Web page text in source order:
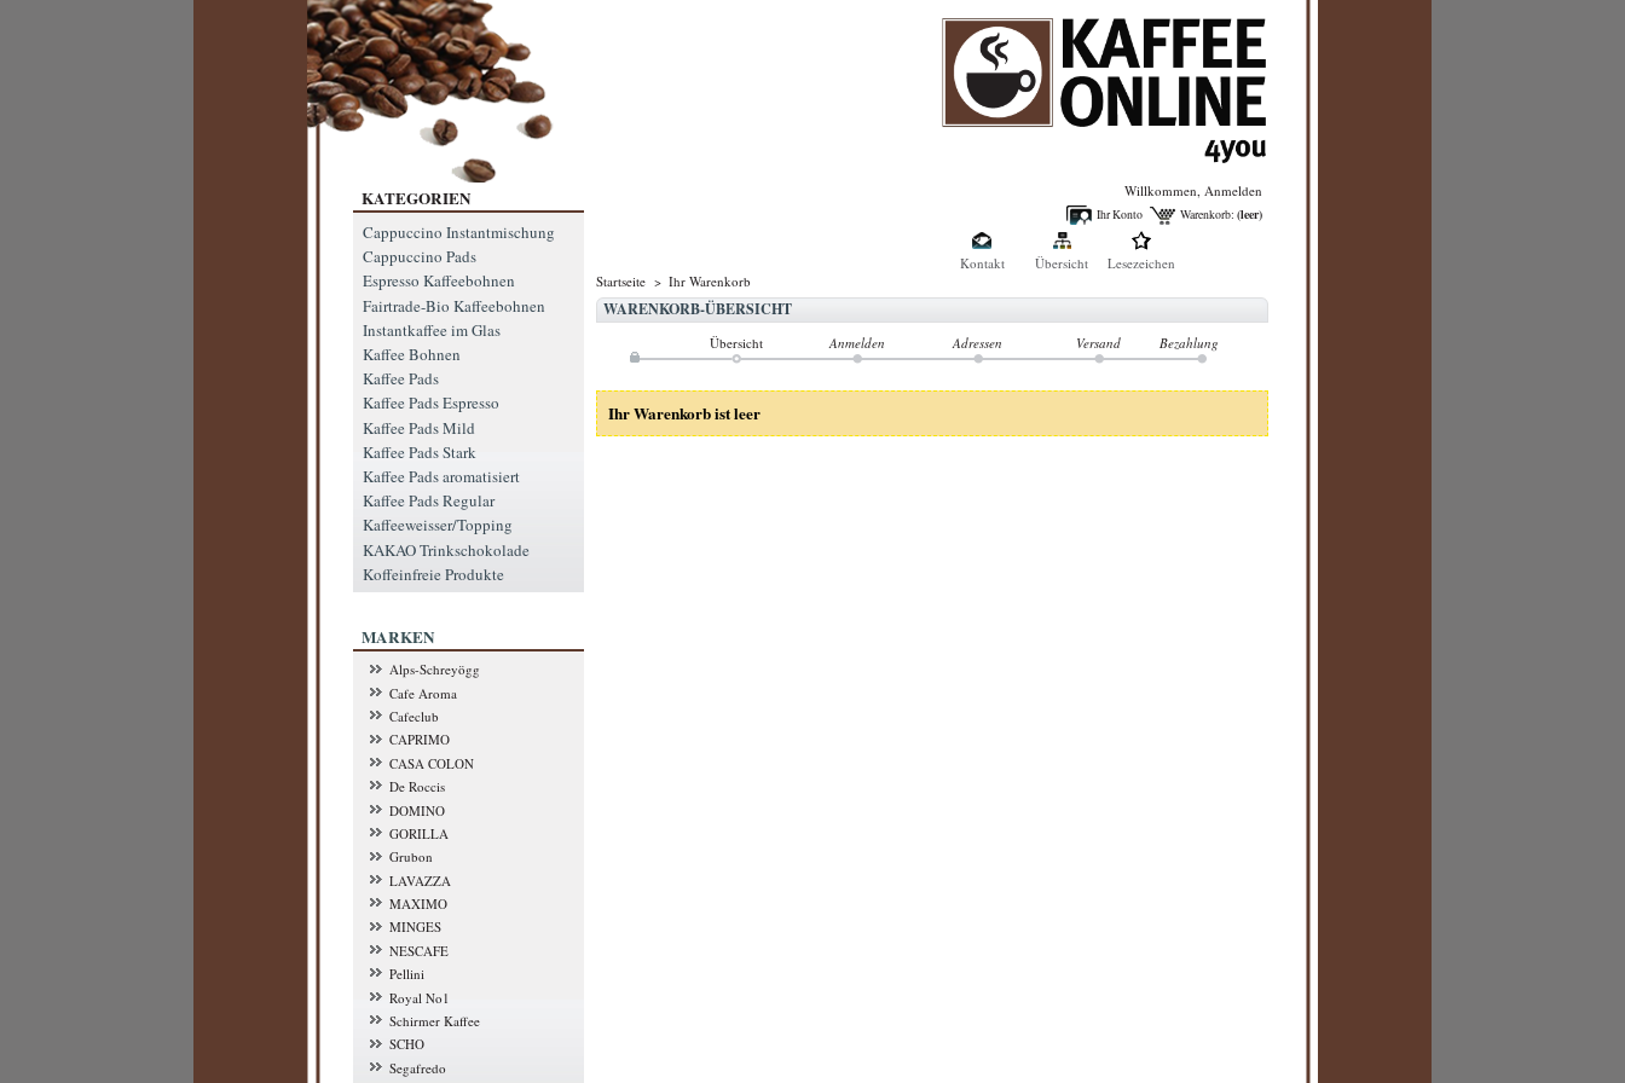
Willkommen, Anmelden
Warenkorb: (leer)
Ihr Konto
Kontakt Übersicht Lesezeichen
KATEGORIEN
Cappuccino Instantmischung
Cappuccino Pads
Espresso Kaffeebohnen
Fairtrade-Bio Kaffeebohnen
Instantkaffee im Glas
Kaffee Bohnen
Kaffee Pads
Kaffee Pads Espresso
Kaffee Pads Mild
Kaffee Pads Stark
Kaffee Pads aromatisiert
Kaffee Pads Regular
Kaffeeweisser/Topping
KAKAO Trinkschokolade
Koffeinfreie Produkte
MARKEN
Alps-Schreyögg
Cafe Aroma
Cafeclub
CAPRIMO
CASA COLON
De Roccis
DOMINO
GORILLA
Grubon
LAVAZZA
MAXIMO
MINGES
NESCAFE
Pellini
Royal No1
Schirmer Kaffee
SCHO
Segafredo
Startseite > Ihr Warenkorb
WARENKORB-ÜBERSICHT
Übersicht Anmelden Adressen Versand Bezahlung
Ihr Warenkorb ist leer